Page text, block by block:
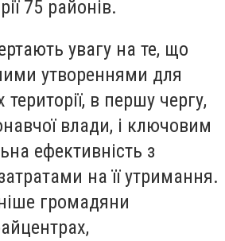
75 районів.
увагу на те, що
утвореннями для
території, в першу чергу,
влади, і ключовим
ефективність з
на її утримання.
громадяни